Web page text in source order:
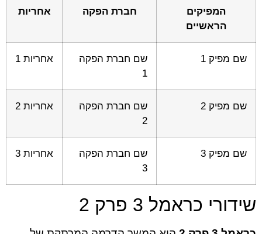
המפיקים
הראשיים
חברת הפקה אחריות
שם מפיק 1
שם חברת הפקה
1
אחריות 1
שם מפיק 2
שם חברת הפקה
2
אחריות 2
שם מפיק 3
שם חברת הפקה
3
אחריות 3
שידורי כראמל 3 פרק 2